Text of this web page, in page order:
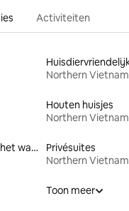
Activiteiten
Northern Vietnam
Houten huisjes
Northern Vietnam
Accommodaties aan het water
Privésuites
Northern Vietnam
Toon meer